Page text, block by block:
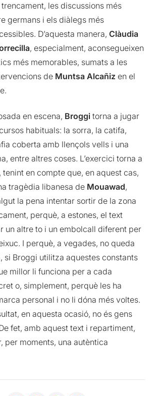
les discussions més
germans i els diàlegs més
D’aquesta manera,Clàudia
, especialment, aconsegueixen
més memorables, sumats a les
de Muntsa Alcañiz en el
en escena, Broggi torna a jugar
habituals: la sorra, la catifa,
coberta amb llençols vells i una
entre altres coses. L’exercici torna a
en compte que, en aquest cas,
tragèdia libanesa de Mouawad,
la pena intentar sortir de la zona
perquè, a estones, el text
un altre to i un embolcall diferent per
I perquè, a vegades, no queda
si Broggi utilitza aquestes constants
millor li funciona per a cada
o, simplement, perquè les ha
personal i no li dóna més voltes.
en aquesta ocasió, no és gens
fet, amb aquest text i repartiment,
per moments, una autèntica